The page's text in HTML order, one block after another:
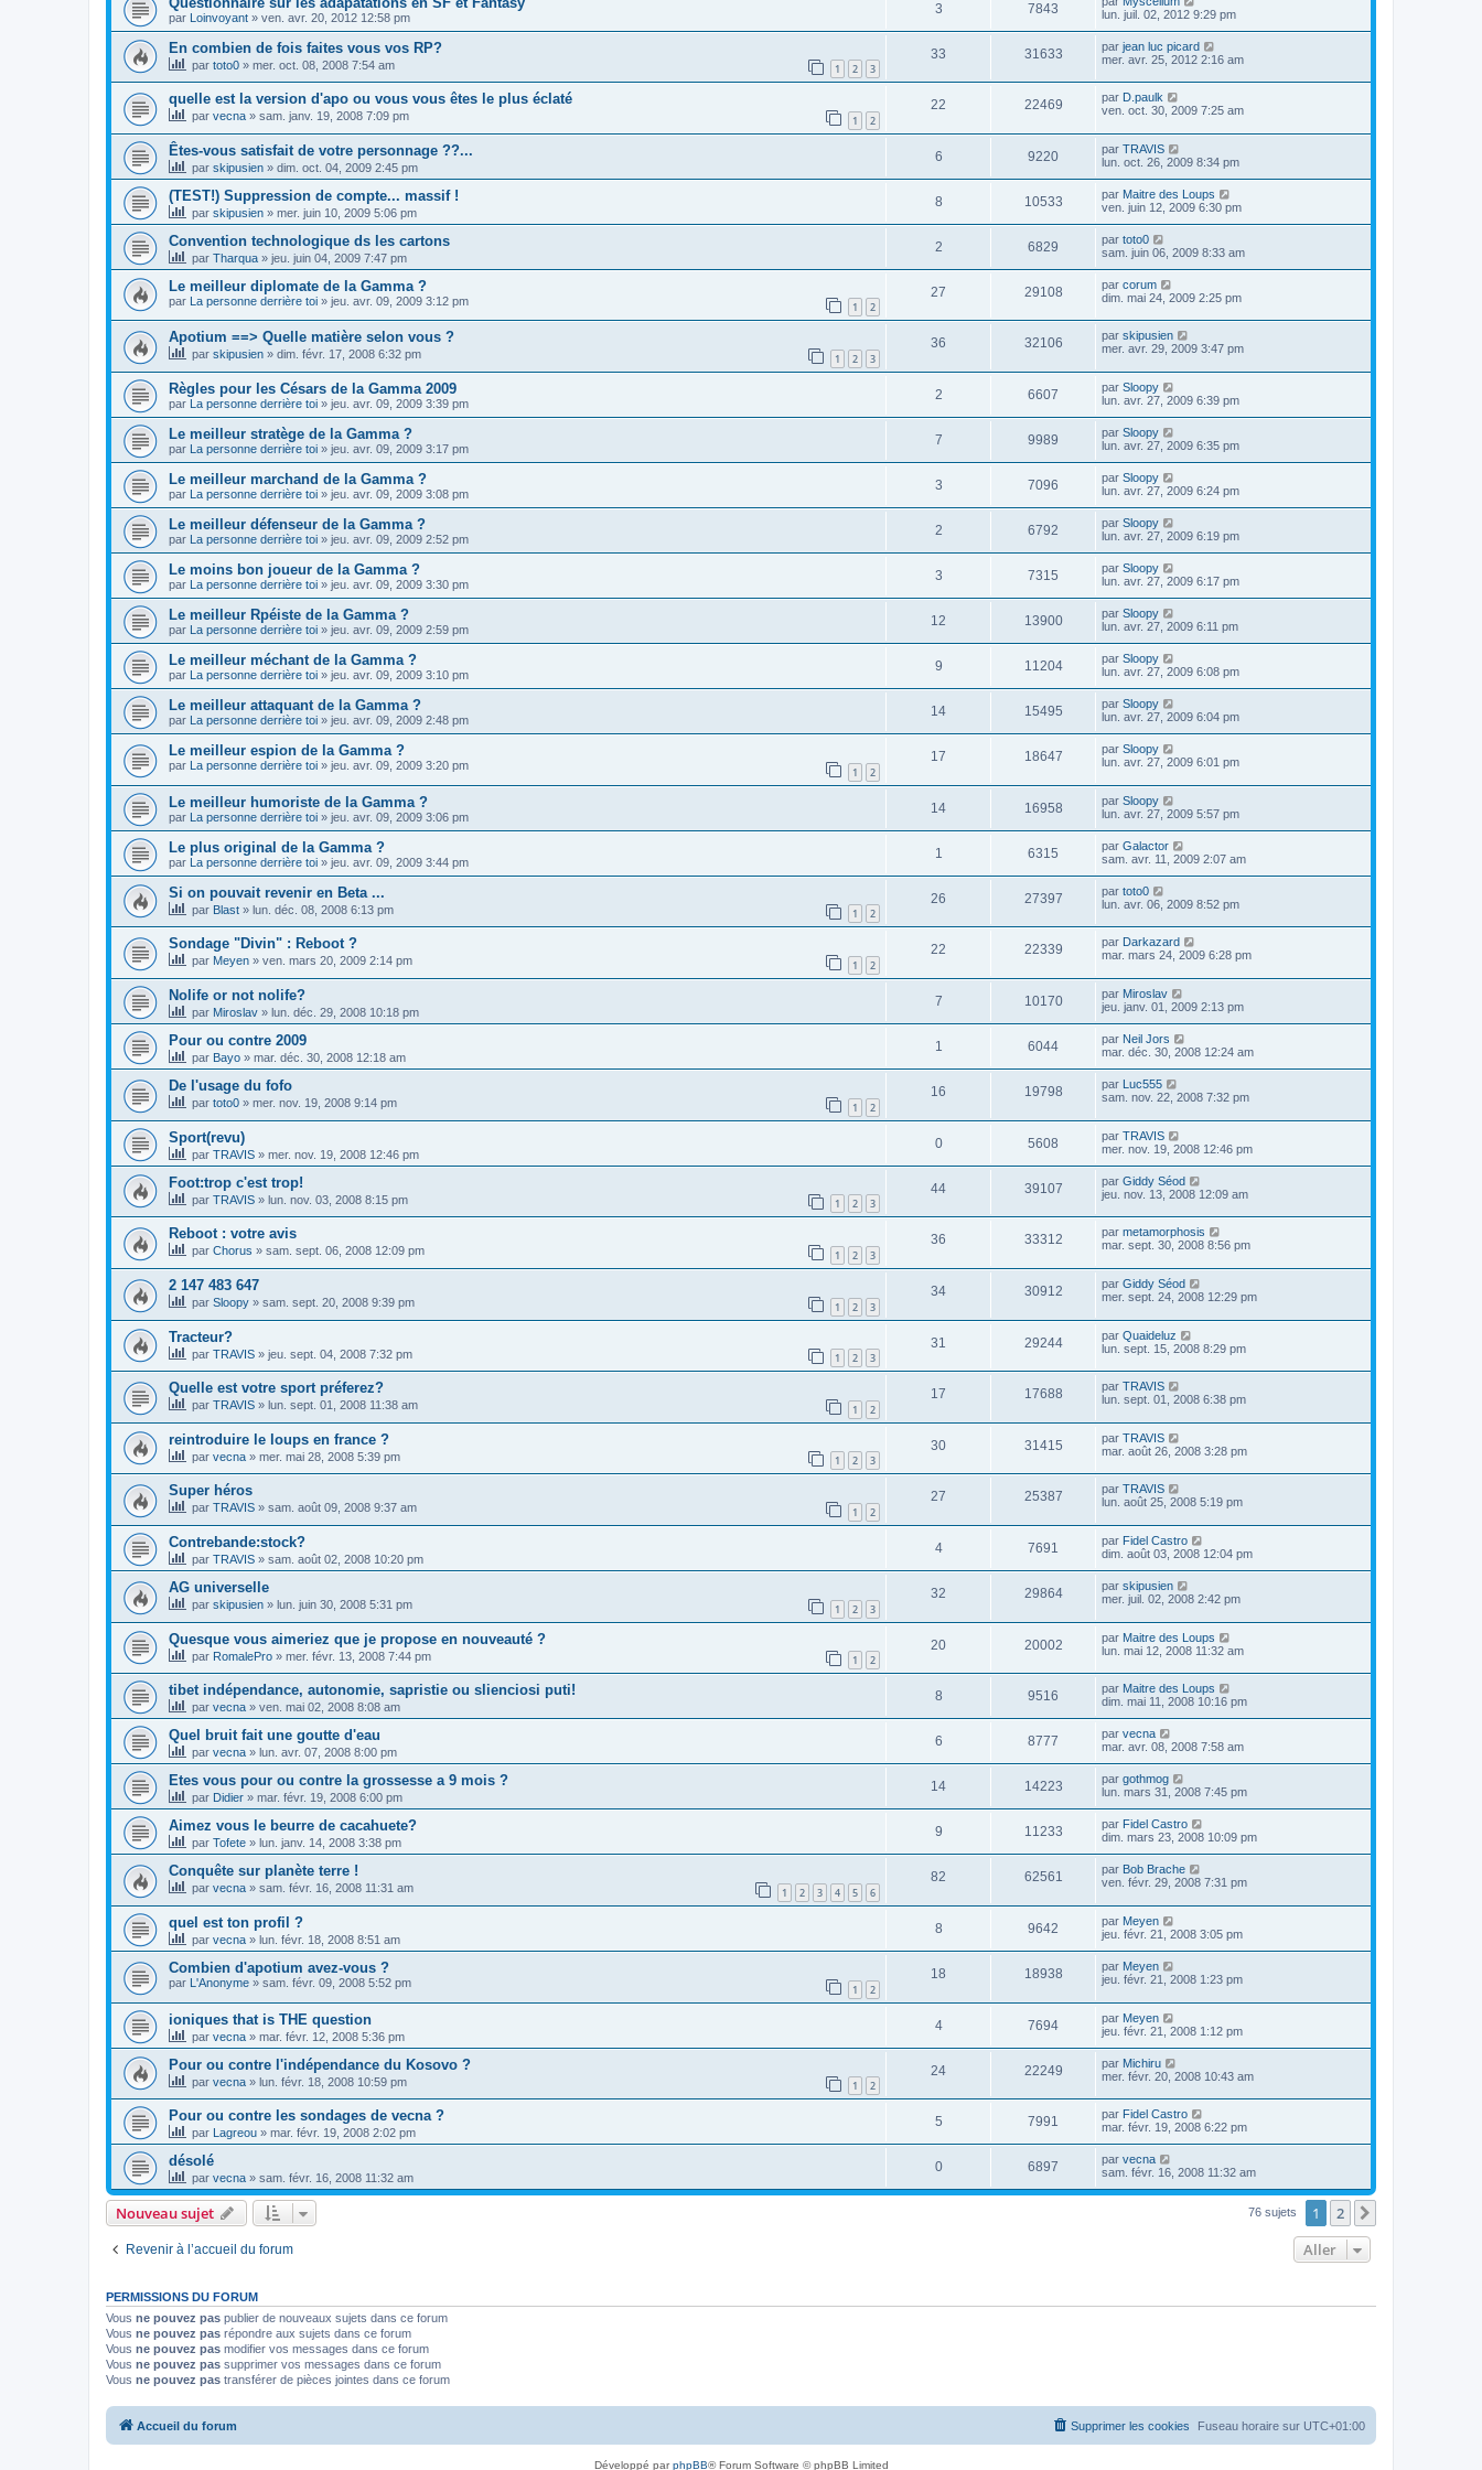
par Loinvoyant » ven. avr. 20, 2012 12:58 pm
3 7843
lun. juil. 02, 2012 9:29 pm
En combien de fois faites vous vos RP?
par toto0 » mer. oct. 08, 2008 7:54 am 1 2 3
33 31633 par jean luc picard
mer. avr. 25, 2012 2:16 am
quelle est la version d'apo ou vous vous êtes le plus éclaté
par vecna » sam. janv. 19, 2008 7:09 pm 1 2
22 22469 par D.paulk
ven. oct. 30, 2009 7:25 am
Êtes-vous satisfait de votre personnage ??...
par skipusien » dim. oct. 04, 2009 2:45 pm
6 9220 par TRAVIS
lun. oct. 26, 2009 8:34 pm
(TEST!) Suppression de compte... massif !
par skipusien » mer. juin 10, 2009 5:06 pm
8 10533 par Maitre des Loups
ven. juin 12, 2009 6:30 pm
Convention technologique ds les cartons
par Tharqua » jeu. juin 04, 2009 7:47 pm
2 6829 par toto0
sam. juin 06, 2009 8:33 am
Le meilleur diplomate de la Gamma ?
par La personne derrière toi » jeu. avr. 09, 2009 3:12 pm 1 2
27 29108 par corum
dim. mai 24, 2009 2:25 pm
Apotium ==> Quelle matière selon vous ?
par skipusien » dim. févr. 17, 2008 6:32 pm 1 2 3
36 32106 par skipusien
mer. avr. 29, 2009 3:47 pm
Règles pour les Césars de la Gamma 2009
par La personne derrière toi » jeu. avr. 09, 2009 3:39 pm
2 6607 par Sloopy
lun. avr. 27, 2009 6:39 pm
Le meilleur stratège de la Gamma ?
par La personne derrière toi » jeu. avr. 09, 2009 3:17 pm
7 9989 par Sloopy
lun. avr. 27, 2009 6:35 pm
Le meilleur marchand de la Gamma ?
par La personne derrière toi » jeu. avr. 09, 2009 3:08 pm
3 7096 par Sloopy
lun. avr. 27, 2009 6:24 pm
Le meilleur défenseur de la Gamma ?
par La personne derrière toi » jeu. avr. 09, 2009 2:52 pm
2 6792 par Sloopy
lun. avr. 27, 2009 6:19 pm
Le moins bon joueur de la Gamma ?
par La personne derrière toi » jeu. avr. 09, 2009 3:30 pm
3 7315 par Sloopy
lun. avr. 27, 2009 6:17 pm
Le meilleur Rpéiste de la Gamma ?
par La personne derrière toi » jeu. avr. 09, 2009 2:59 pm
12 13900 par Sloopy
lun. avr. 27, 2009 6:11 pm
Le meilleur méchant de la Gamma ?
par La personne derrière toi » jeu. avr. 09, 2009 3:10 pm
9 11204 par Sloopy
lun. avr. 27, 2009 6:08 pm
Le meilleur attaquant de la Gamma ?
par La personne derrière toi » jeu. avr. 09, 2009 2:48 pm
14 15495 par Sloopy
lun. avr. 27, 2009 6:04 pm
Le meilleur espion de la Gamma ?
par La personne derrière toi » jeu. avr. 09, 2009 3:20 pm 1 2
17 18647 par Sloopy
lun. avr. 27, 2009 6:01 pm
Le meilleur humoriste de la Gamma ?
par La personne derrière toi » jeu. avr. 09, 2009 3:06 pm
14 16958 par Sloopy
lun. avr. 27, 2009 5:57 pm
Le plus original de la Gamma ?
par La personne derrière toi » jeu. avr. 09, 2009 3:44 pm
1 6315 par Galactor
sam. avr. 11, 2009 2:07 am
Si on pouvait revenir en Beta ...
par Blast » lun. déc. 08, 2008 6:13 pm 1 2
26 27397 par toto0
lun. avr. 06, 2009 8:52 pm
Sondage "Divin" : Reboot ?
par Meyen » ven. mars 20, 2009 2:14 pm 1 2
22 22339 par Darkazard
mar. mars 24, 2009 6:28 pm
Nolife or not nolife?
par Miroslav » lun. déc. 29, 2008 10:18 pm
7 10170 par Miroslav
jeu. janv. 01, 2009 2:13 pm
Pour ou contre 2009
par Bayo » mar. déc. 30, 2008 12:18 am
1 6044 par Neil Jors
mar. déc. 30, 2008 12:24 am
De l'usage du fofo
par toto0 » mer. nov. 19, 2008 9:14 pm 1 2
16 19798 par Luc555
sam. nov. 22, 2008 7:32 pm
Sport(revu)
par TRAVIS » mer. nov. 19, 2008 12:46 pm
0 5608 par TRAVIS
mer. nov. 19, 2008 12:46 pm
Foot:trop c'est trop!
par TRAVIS » lun. nov. 03, 2008 8:15 pm 1 2 3
44 39107 par Giddy Séod
jeu. nov. 13, 2008 12:09 am
Reboot : votre avis
par Chorus » sam. sept. 06, 2008 12:09 pm 1 2 3
36 33312 par metamorphosis
mar. sept. 30, 2008 8:56 pm
2 147 483 647
par Sloopy » sam. sept. 20, 2008 9:39 pm 1 2 3
34 30912 par Giddy Séod
mer. sept. 24, 2008 12:29 pm
Tracteur?
par TRAVIS » jeu. sept. 04, 2008 7:32 pm 1 2 3
31 29244 par Quaideluz
lun. sept. 15, 2008 8:29 pm
Quelle est votre sport préferez?
par TRAVIS » lun. sept. 01, 2008 11:38 am 1 2
17 17688 par TRAVIS
lun. sept. 01, 2008 6:38 pm
reintroduire le loups en france ?
par vecna » mer. mai 28, 2008 5:39 pm 1 2 3
30 31415 par TRAVIS
mar. août 26, 2008 3:28 pm
Super héros
par TRAVIS » sam. août 09, 2008 9:37 am 1 2
27 25387 par TRAVIS
lun. août 25, 2008 5:19 pm
Contrebande:stock?
par TRAVIS » sam. août 02, 2008 10:20 pm
4 7691 par Fidel Castro
dim. août 03, 2008 12:04 pm
AG universelle
par skipusien » lun. juin 30, 2008 5:31 pm 1 2 3
32 29864 par skipusien
mer. juil. 02, 2008 2:42 pm
Quesque vous aimeriez que je propose en nouveauté ?
par RomalePro » mer. févr. 13, 2008 7:44 pm 1 2
20 20002 par Maitre des Loups
lun. mai 12, 2008 11:32 am
tibet indépendance, autonomie, sapristie ou slienciosi puti!
par vecna » ven. mai 02, 2008 8:08 am
8 9516 par Maitre des Loups
dim. mai 11, 2008 10:16 pm
Quel bruit fait une goutte d'eau
par vecna » lun. avr. 07, 2008 8:00 pm
6 8777 par vecna
mar. avr. 08, 2008 7:58 am
Etes vous pour ou contre la grossesse a 9 mois ?
par Didier » mar. févr. 19, 2008 6:00 pm
14 14223 par gothmog
lun. mars 31, 2008 7:45 pm
Aimez vous le beurre de cacahuete?
par Tofete » lun. janv. 14, 2008 3:38 pm
9 11233 par Fidel Castro
dim. mars 23, 2008 10:09 pm
Conquête sur planète terre !
par vecna » sam. févr. 16, 2008 11:31 am 1 2 3 4 5 6
82 62561 par Bob Brache
ven. févr. 29, 2008 7:31 pm
quel est ton profil ?
par vecna » lun. févr. 18, 2008 8:51 am
8 9642 par Meyen
jeu. févr. 21, 2008 3:05 pm
Combien d'apotium avez-vous ?
par L'Anonyme » sam. févr. 09, 2008 5:52 pm 1 2
18 18938 par Meyen
jeu. févr. 21, 2008 1:23 pm
ioniques that is THE question
par vecna » mar. févr. 12, 2008 5:36 pm
4 7694 par Meyen
jeu. févr. 21, 2008 1:12 pm
Pour ou contre l'indépendance du Kosovo ?
par vecna » lun. févr. 18, 2008 10:59 pm 1 2
24 22249 par Michiru
mer. févr. 20, 2008 10:43 am
Pour ou contre les sondages de vecna ?
par Lagreou » mar. févr. 19, 2008 2:02 pm
5 7991 par Fidel Castro
mar. févr. 19, 2008 6:22 pm
désolé
par vecna » sam. févr. 16, 2008 11:32 am
0 6897 par vecna
sam. févr. 16, 2008 11:32 am
Nouveau sujet 76 sujets 1 2
Revenir à l’accueil du forum Aller
PERMISSIONS DU FORUM
Vous ne pouvez pas publier de nouveaux sujets dans ce forum
Vous ne pouvez pas répondre aux sujets dans ce forum
Vous ne pouvez pas modifier vos messages dans ce forum
Vous ne pouvez pas supprimer vos messages dans ce forum
Vous ne pouvez pas transférer de pièces jointes dans ce forum
Accueil du forum Fuseau horaire sur UTC+01:00
Supprimer les cookies
Développé parphpBB® Forum Software © phpBB Limited